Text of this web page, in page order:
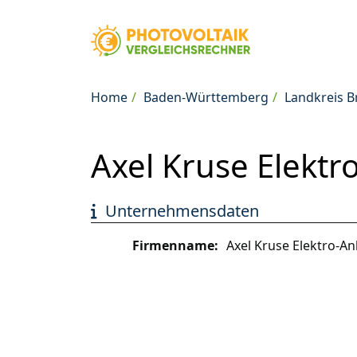
Home Baden-Württemberg Landkreis
Axel Kruse
Unternehmensdaten
Firmenname: Axel Kruse Elektro-